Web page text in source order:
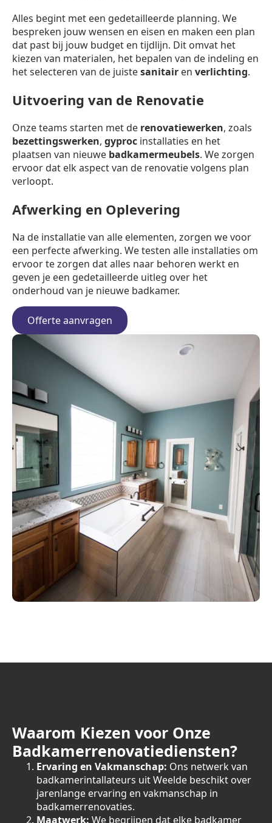
Alles begint met een gedetailleerde planning. We
bespreken jouw wensen en eisen en maken een plan
dat past bij jouw budget en tijdlijn. Dit omvat het
kiezen van materialen, het bepalen van de indeling en
het selecteren van de juistesanitair en verlichting.
Uitvoering van de Renovatie
Onze teams starten met de renovatiewerken, zoals
bezettingswerken, gyproc installaties en het
plaatsen van nieuwe badkamermeubels. We zorgen
ervoor dat elk aspect van de renovatie volgens plan
verloopt.
Afwerking en Oplevering
Na de installatie van alle elementen, zorgen we voor
een perfecte afwerking. We testen alle installaties om
ervoor te zorgen dat alles naar behoren werkt en
geven je een gedetailleerde uitleg over het
onderhoud van je nieuwe badkamer.
Offerte aanvragen
Waarom Kiezen voor Onze
Badkamerrenovatiediensten?
Ervaring en Vakmanschap: Ons netwerk van
badkamerintallateurs uit Weelde beschikt over
jarenlange ervaring en vakmanschap in
badkamerrenovaties.
Maatwerk: We begrijpen dat elke badkamer